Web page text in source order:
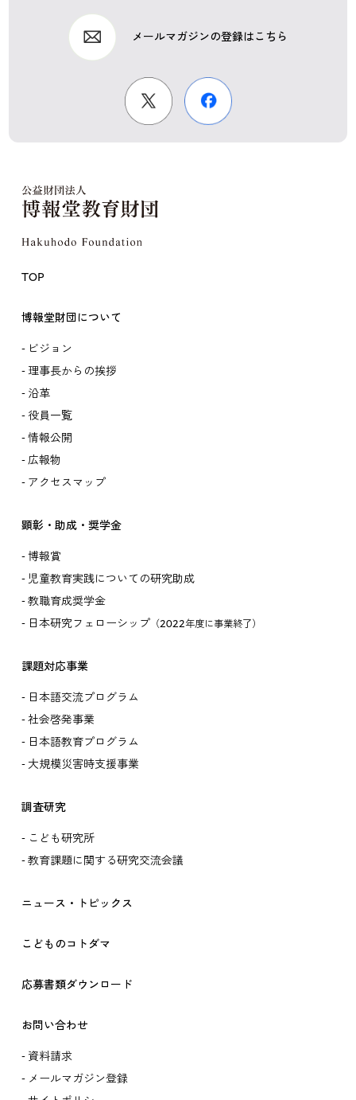
メールマガジンの登録はこちら
TOP
博報堂財団について
ビジョン
理事長からの挨拶
沿革
役員一覧
情報公開
広報物
アクセスマップ
顕彰・助成・奨学金
博報賞
児童教育実践についての研究助成
教職育成奨学金
日本研究フェローシップ（2022年度に事業終了）
課題対応事業
日本語交流プログラム
社会啓発事業
日本語教育プログラム
大規模災害時支援事業
調査研究
こども研究所
教育課題に関する研究交流会議
ニュース・トピックス
こどものコトダマ
応募書類ダウンロード
お問い合わせ
資料請求
メールマガジン登録